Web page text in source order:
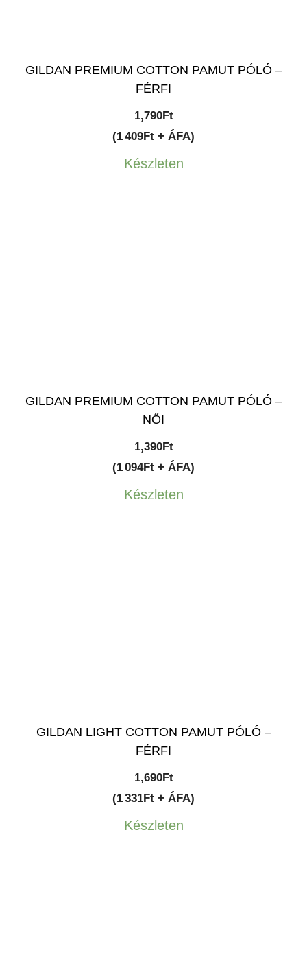
GILDAN PREMIUM COTTON PAMUT PÓLÓ –
FÉRFI
1,790Ft
(1 409Ft + ÁFA)
Készleten
GILDAN PREMIUM COTTON PAMUT PÓLÓ –
NŐI
1,390Ft
(1 094Ft + ÁFA)
Készleten
GILDAN LIGHT COTTON PAMUT PÓLÓ –
FÉRFI
1,690Ft
(1 331Ft + ÁFA)
Készleten